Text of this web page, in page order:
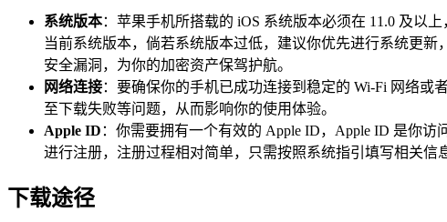
系统版本：苹果手机所搭载的 iOS 系统版本必须在 11.0 及以
当前系统版本，倘若系统版本过低，建议你优先进行系统更
安全漏洞，为你的加密资产保驾护航。
网络连接：要确保你的手机已成功连接到稳定的 Wi-Fi 网络
至下载失败等问题，从而影响你的使用体验。
Apple ID ：你需要拥有一个有效的 Apple ID，Apple ID 是你
进行注册，注册过程相对简单，只需按照系统指引填写相关信
下载途径